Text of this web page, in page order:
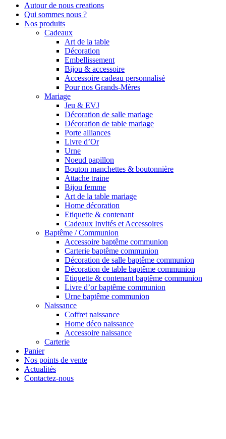
Autour de nous creations
Qui sommes nous ?
Nos produits
Cadeaux
Art de la table
Décoration
Embellissement
Bijou & accessoire
Accessoire cadeau personnalisé
Pour nos Grands-Mères
Mariage
Jeu & EVJ
Décoration de salle mariage
Décoration de table mariage
Porte alliances
Livre d’Or
Urne
Noeud papillon
Bouton manchettes & boutonnière
Attache traine
Bijou femme
Art de la table mariage
Home décoration
Etiquette & contenant
Cadeaux Invités et Accessoires
Baptême / Communion
Accessoire baptême communion
Carterie baptême communion
Décoration de salle baptême communion
Décoration de table baptême communion
Etiquette & contenant baptême communion
Livre d’or baptême communion
Urne baptême communion
Naissance
Coffret naissance
Home déco naissance
Accessoire naissance
Carterie
Panier
Nos points de vente
Actualités
Contactez-nous